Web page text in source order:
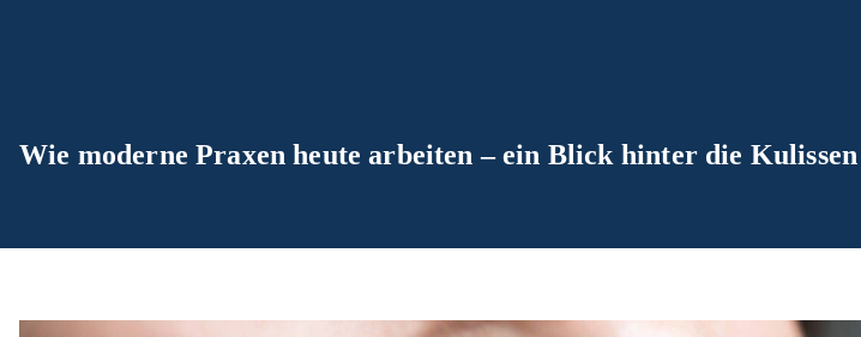
Wie moderne Praxen heute arbeiten – ein Blick hinter die Kulissen